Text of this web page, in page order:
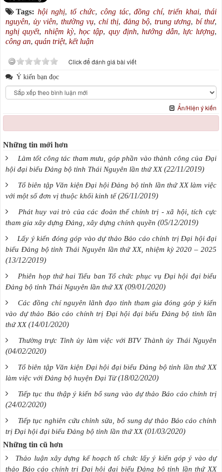
Tags: hội nghị, tổ chức, công tác,đồng chí,triển khai,thái
nguyên, ủy viên, thường vụ, chỉ thị, đảng bộ, trung ương, bí thư,
nghị quyết, nhiệm kỳ,học tập, quy định,hướng dẫn, lực lượng,
công an, quán triệt, kết luận
Click để đánh giá bài viết
Ý kiến bạn đọc
Ẩn/Hiện ý kiến
Những tin mới hơn
Làm tốt công tác tham mưu, góp phần vào thành công của Đại
hội đại biểu Đảng bộ tỉnh Thái Nguyên lần thứ XX (22/11/2019)
Tổ biên tập Văn kiện Đại hội Đảng bộ tỉnh lần thứ XX làm việc
với một số đơn vị thuộc khối kinh tế (26/11/2019)
Phát huy vai trò của các đoàn thể chính trị - xã hội, tích cực
tham gia xây dựng Đảng, xây dựng chính quyền (05/12/2019)
Lấy ý kiến đóng góp vào dự thảo Báo cáo chính trị Đại hội đại
biểu Đảng bộ tỉnh Thái Nguyên lần thứ XX, nhiệm kỳ 2020 – 2025
(13/12/2019)
Phiên họp thứ hai Tiểu ban Tổ chức phục vụ Đại hội đại biểu
Đảng bộ tỉnh Thái Nguyên lần thứ XX (09/01/2020)
Các đồng chí nguyên lãnh đạo tỉnh tham gia đóng góp ý kiến
vào dự thảo Báo cáo chính trị Đại hội đại biểu Đảng bộ tỉnh lần
thứ XX (14/01/2020)
Thường trực Tỉnh ủy làm việc với BTV Thành ủy Thái Nguyên
(04/02/2020)
Tổ biên tập Văn kiện Đại hội đại biểu Đảng bộ tỉnh lần thứ XX
làm việc với Đảng bộ huyện Đại Từ (18/02/2020)
Tiếp tục thu thập ý kiến bổ sung vào dự thảo Báo cáo chính trị
(24/02/2020)
Tiếp tục nghiên cứu chỉnh sửa, bổ sung dự thảo Báo cáo chính
trị Đại hội đại biểu Đảng bộ tỉnh lần thứ XX (01/03/2020)
Những tin cũ hơn
Thảo luận xây dựng kế hoạch tổ chức lấy ý kiến góp ý vào dự
thảo Báo cáo chính trị Đại hội đại biểu Đảng bộ tỉnh lần thứ XX